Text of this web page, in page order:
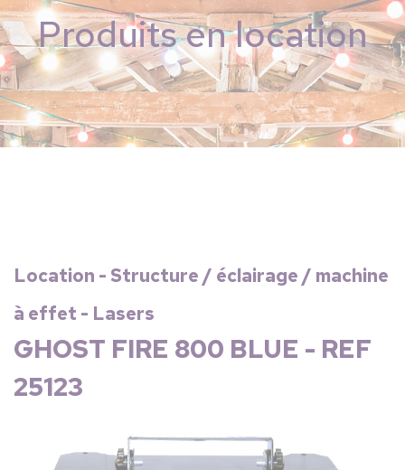
Produits en location
Location - Structure / éclairage / machine
à effet - Lasers
GHOST FIRE 800 BLUE - REF
25123